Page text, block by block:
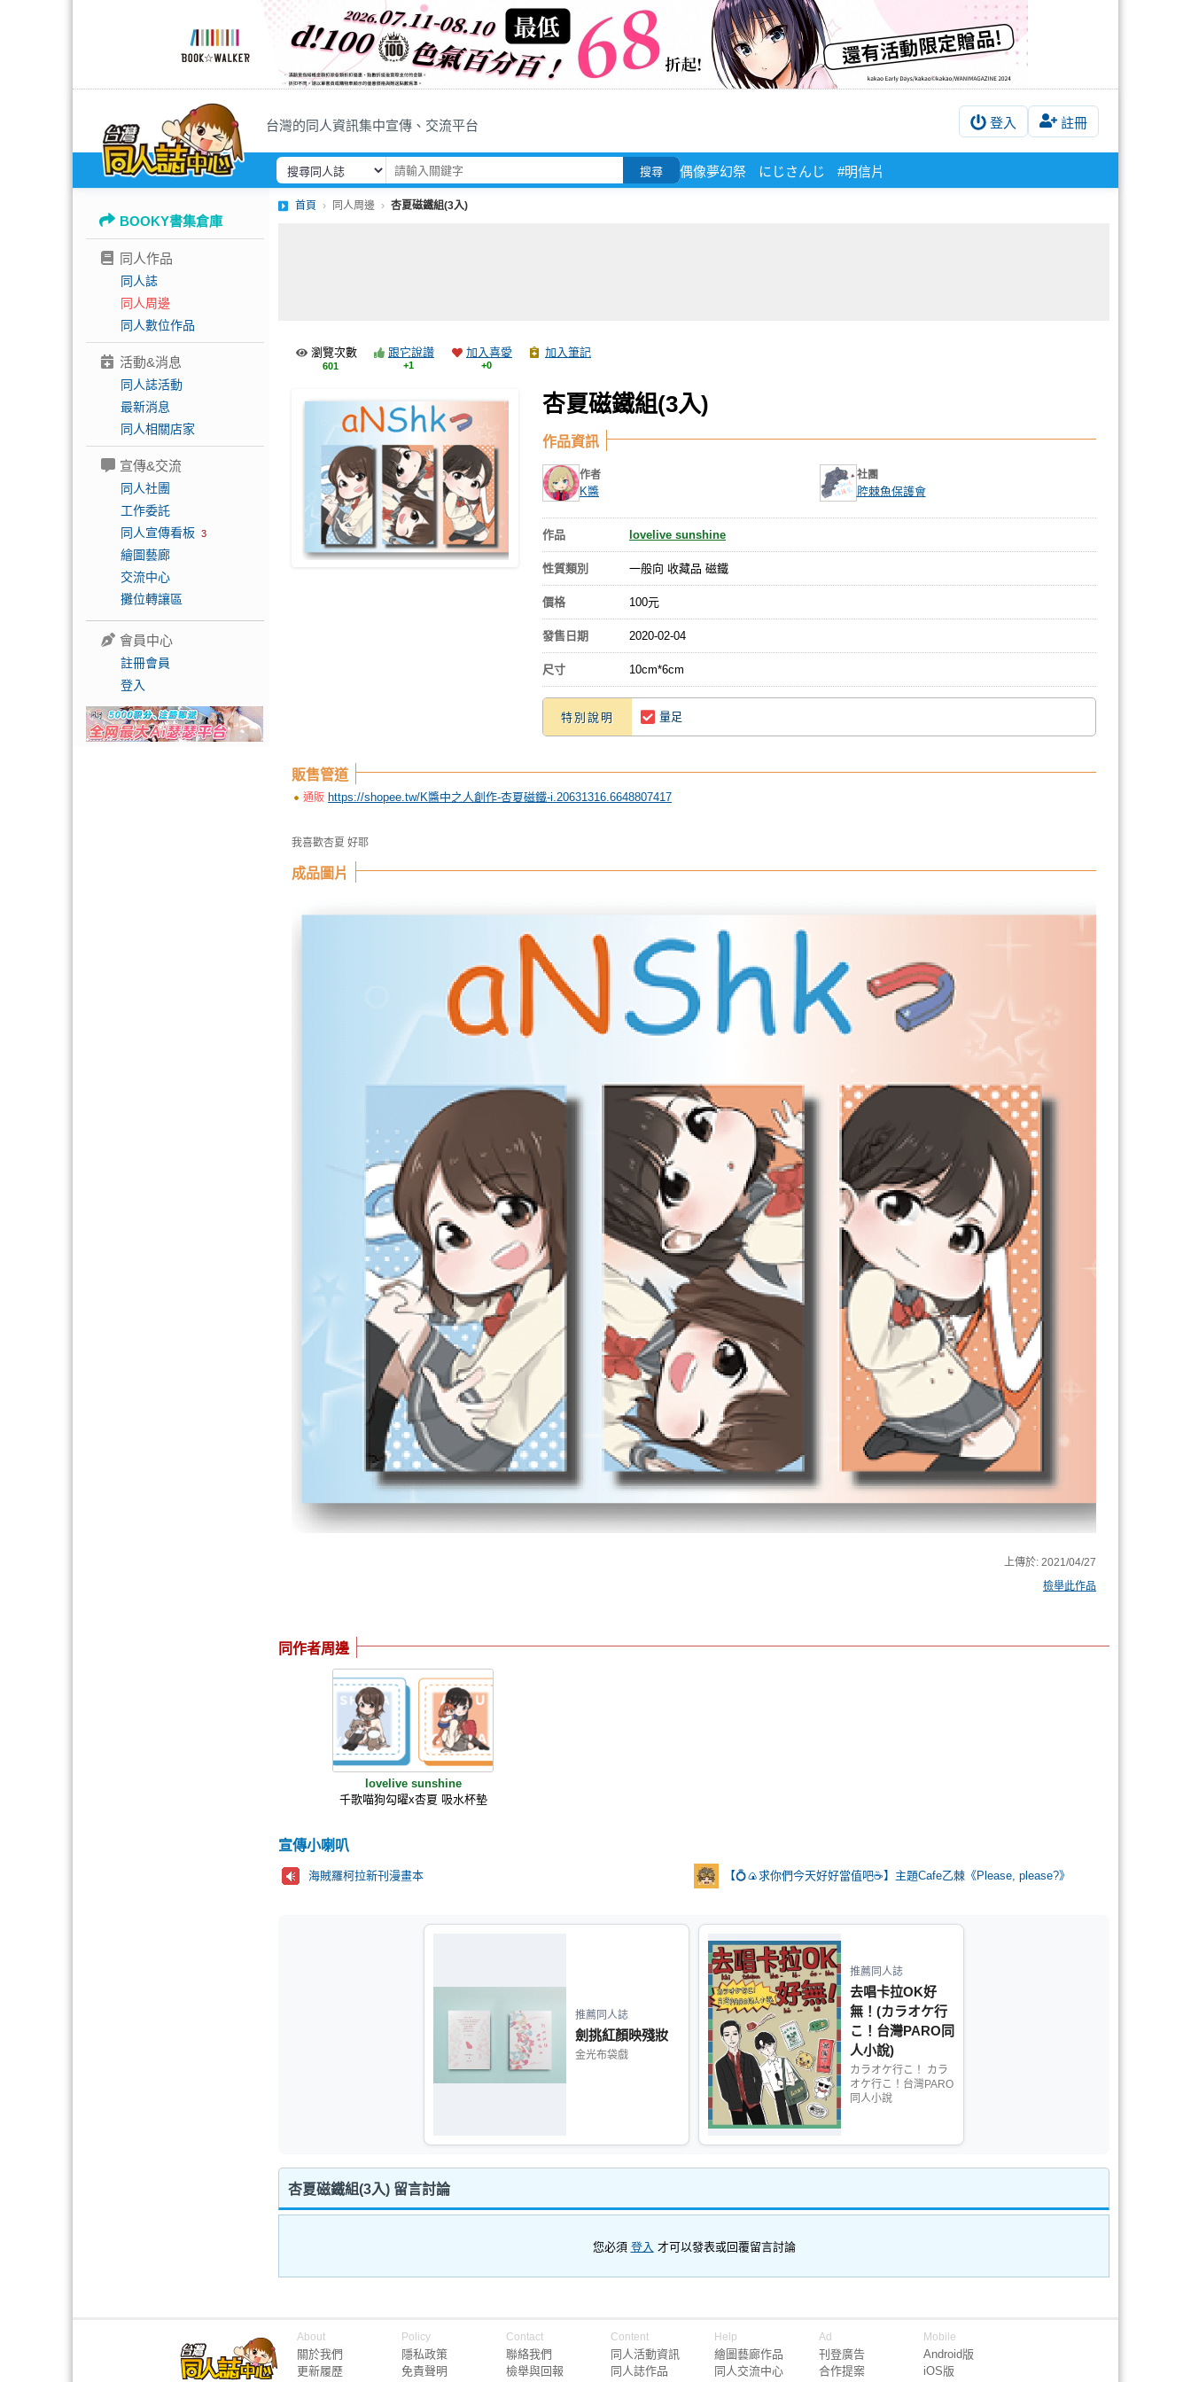
台灣的同人資訊集中宣傳、交流平台 登入 註冊
搜尋 偶像夢幻祭 にじさんじ #明信片
BOOKY書集倉庫
同人作品
同人誌
同人周邊
同人數位作品
活動&消息
同人誌活動
最新消息
同人相關店家
宣傳&交流
同人社團
工作委託
同人宣傳看板 3
繪圖藝廊
交流中心
攤位轉讓區
會員中心
註冊會員
登入
首頁 同人周邊 杏夏磁鐵組(3入)
瀏覽次數
601
跟它說讚
+1
加入喜愛
+0
加入筆記
杏夏磁鐵組(3入)
作品資訊
作者
K醬
社團
腔棘魚保護會
作品 lovelive sunshine
性質類別 一般向 收藏品 磁鐵
價格 100元
發售日期 2020-02-04
尺寸 10cm*6cm
特別說明 量足
販售管道
通販 https://shopee.tw/K醬中之人創作-杏夏磁鐵-i.20631316.6648807417
我喜歡杏夏 好耶
成品圖片
上傳於: 2021/04/27
檢舉此作品
同作者周邊
lovelive sunshine
千歌喵狗勾曜x杏夏 吸水杯墊
宣傳小喇叭
海賊羅柯拉新刊漫畫本 【💍🍙求你們今天好好當值吧☕️】主題Cafe乙棘《Please, please?》
推薦同人誌
劍挑紅顏映殘妝
金光布袋戲
推薦同人誌
去唱卡拉OK好
無！(カラオケ行
こ！台灣PARO同
人小說)
カラオケ行こ！ カラ
オケ行こ！台灣PARO
同人小說
杏夏磁鐵組(3入) 留言討論
您必須 登入 才可以發表或回覆留言討論
About
關於我們
更新履歷
Policy
隱私政策
免責聲明
Contact
聯絡我們
檢舉與回報
Content
同人活動資訊
同人誌作品
Help
繪圖藝廊作品
同人交流中心
Ad
刊登廣告
合作提案
Mobile
Android版
iOS版